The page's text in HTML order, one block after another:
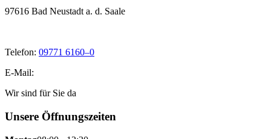
97616 Bad Neustadt a. d. Saale
Telefon: 09771 6160–0
E-Mail:
Wir sind für Sie da
Unsere Öffnungszeiten